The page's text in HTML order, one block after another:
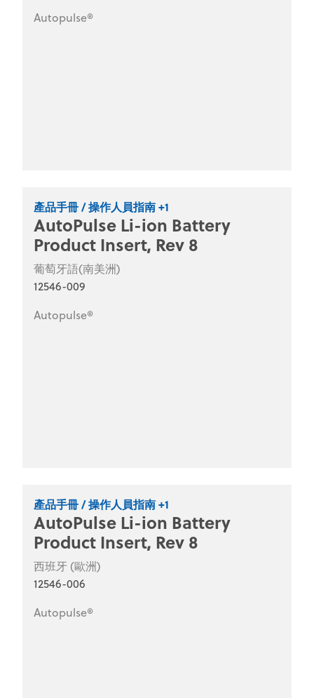
Autopulse®
產品手冊 / 操作人員指南 +1
AutoPulse Li-ion Battery
Product Insert, Rev 8
葡萄牙語(南美洲)
12546-009
Autopulse®
產品手冊 / 操作人員指南 +1
AutoPulse Li-ion Battery
Product Insert, Rev 8
西班牙 (歐洲)
12546-006
Autopulse®